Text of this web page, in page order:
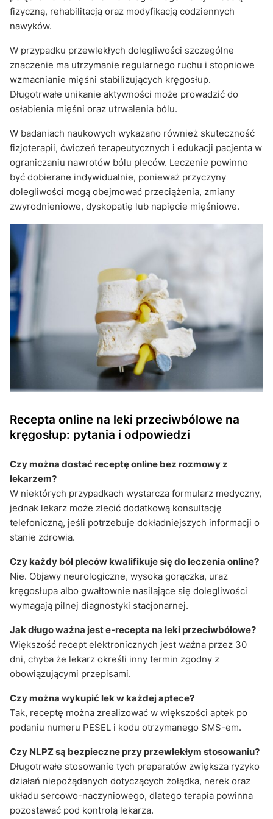
fizyczną, rehabilitacją oraz modyfikacją codziennych
nawyków.
W przypadku przewlekłych dolegliwości szczególne
znaczenie ma utrzymanie regularnego ruchu i stopniowe
wzmacnianie mięśni stabilizujących kręgosłup.
Długotrwałe unikanie aktywności może prowadzić do
osłabienia mięśni oraz utrwalenia bólu.
W badaniach naukowych wykazano również skuteczność
fizjoterapii, ćwiczeń terapeutycznych i edukacji pacjenta w
ograniczaniu nawrotów bólu pleców. Leczenie powinno
być dobierane indywidualnie, ponieważ przyczyny
dolegliwości mogą obejmować przeciążenia, zmiany
zwyrodnieniowe, dyskopatię lub napięcie mięśniowe.
Recepta online na leki przeciwbólowe na
kręgosłup: pytania i odpowiedzi
Czy można dostać receptę online bez rozmowy z
lekarzem?
W niektórych przypadkach wystarcza formularz medyczny,
jednak lekarz może zlecić dodatkową konsultację
telefoniczną, jeśli potrzebuje dokładniejszych informacji o
stanie zdrowia.
Czy każdy ból pleców kwalifikuje się do leczenia online?
Nie. Objawy neurologiczne, wysoka gorączka, uraz
kręgosłupa albo gwałtownie nasilające się dolegliwości
wymagają pilnej diagnostyki stacjonarnej.
Jak długo ważna jest e-recepta na leki przeciwbólowe?
Większość recept elektronicznych jest ważna przez 30
dni, chyba że lekarz określi inny termin zgodny z
obowiązującymi przepisami.
Czy można wykupić lek w każdej aptece?
Tak, receptę można zrealizować w większości aptek po
podaniu numeru PESEL i kodu otrzymanego SMS-em.
Czy NLPZ są bezpieczne przy przewlekłym stosowaniu?
Długotrwałe stosowanie tych preparatów zwiększa ryzyko
działań niepożądanych dotyczących żołądka, nerek oraz
układu sercowo-naczyniowego, dlatego terapia powinna
pozostawać pod kontrolą lekarza.